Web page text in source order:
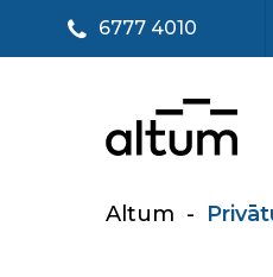
6777 4010
Altum -